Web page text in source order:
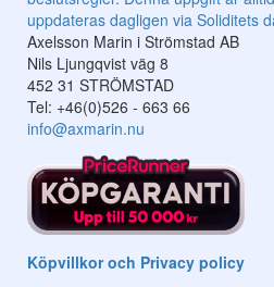
Axelsson Marin i Strömstad AB
Nils Ljungqvist väg 8
452 31 STRÖMSTAD
Tel: +46(0)526 - 663 66
info@axmarin.nu
Köpvillkor och Privacy policy